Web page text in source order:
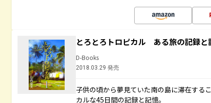
とろとろトロピカル ある旅の記録
D-Books
2018.03.29 発売
子供の頃から夢見ていた南の島に滞在する
カルな45日間の記録と記憶。